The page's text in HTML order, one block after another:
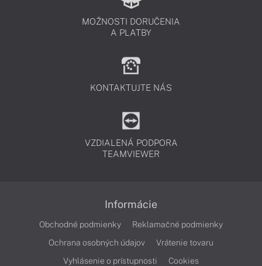
MOŽNOSTI DORUČENIA
A PLATBY
KONTAKTUJTE NÁS
VZDIALENÁ PODPORA
TEAMVIEWER
Informácie
Obchodné podmienky
Reklamačné podmienky
Ochrana osobných údajov
Vrátenie tovaru
Vyhlásenie o prístupnosti
Cookies